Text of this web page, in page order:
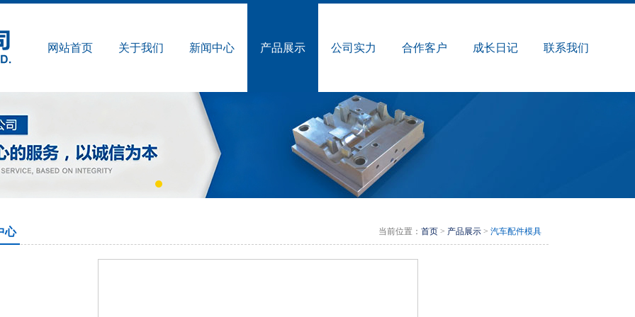
网站首页 关于我们 新闻中心 产品展示 公司实力 合作客户 成长日记 联系我们
心 当前位置： 首页 > 产品展示 > 汽车配件模具